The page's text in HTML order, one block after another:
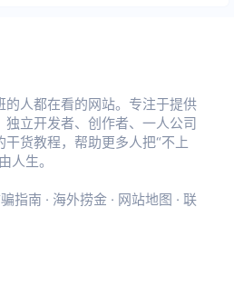
人都在看的网站。专注于提供
立开发者、创作者、一人公司
货教程，帮助更多人把“不上
人生。
指南 · 海外捞金 · 网站地图 · 联